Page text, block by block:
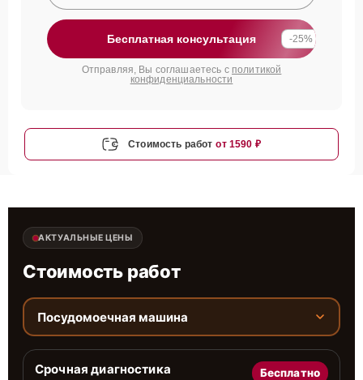
Бесплатная консультация -25%
Отправляя, Вы соглашаетесь с политикой
конфиденциальности
Стоимость работ от 1590 ₽
АКТУАЛЬНЫЕ ЦЕНЫ
Стоимость работ
Посудомоечная машина
Срочная диагностика Бесплатно